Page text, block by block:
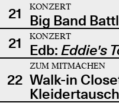
21
KONZERT
Big Band
21
KONZERT
Edb: Eddie's
22
ZUM MITMACHEN
Walk-in